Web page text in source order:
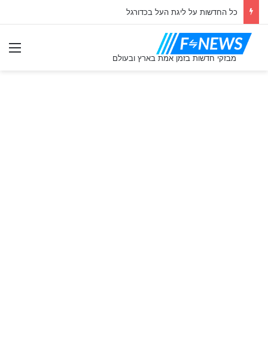
כל החדשות על ליגת העל בכדורגל